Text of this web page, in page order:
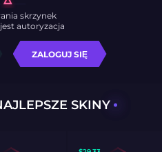
ZALOGUJ SIĘ
skrzynek
autoryzacja
SKINY